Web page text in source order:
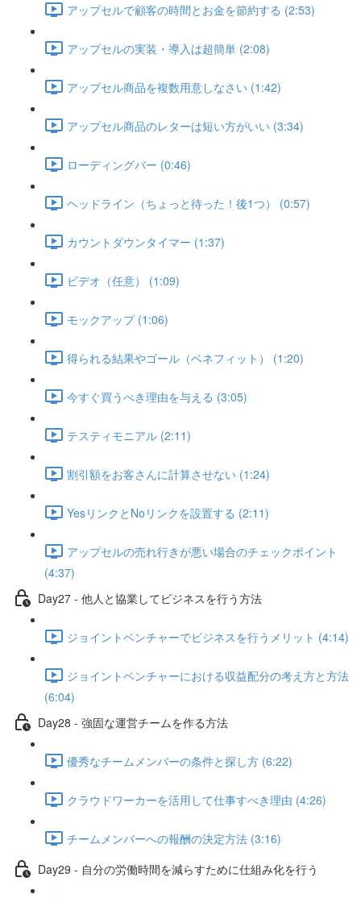
アップセルで顧客の時間とお金を節約する (2:53)
アップセルの実装・導入は超簡単 (2:08)
アップセル商品を複数用意しなさい (1:42)
アップセル商品のレターは短い方がいい (3:34)
ローディングバー (0:46)
ヘッドライン（ちょっと待った！後1つ） (0:57)
カウントダウンタイマー (1:37)
ビデオ（任意） (1:09)
モックアップ (1:06)
得られる結果やゴール（ベネフィット） (1:20)
今すぐ買うべき理由を与える (3:05)
テスティモニアル (2:11)
割引額をお客さんに計算させない (1:24)
YesリンクとNoリンクを設置する (2:11)
アップセルの売れ行きが悪い場合のチェックポイント
(4:37)
Day27 - 他人と協業してビジネスを行う方法
ジョイントベンチャーでビジネスを行うメリット (4:14)
ジョイントベンチャーにおける収益配分の考え方と方法
(6:04)
Day28 - 強固な運営チームを作る方法
優秀なチームメンバーの条件と探し方 (6:22)
クラウドワーカーを活用して仕事すべき理由 (4:26)
チームメンバーへの報酬の決定方法 (3:16)
Day29 - 自分の労働時間を減らすために仕組み化を行う